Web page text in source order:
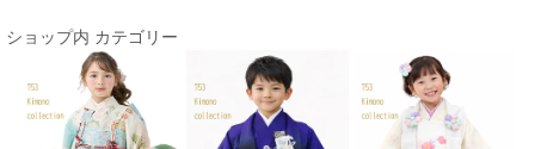
ショップ内 カテゴリー